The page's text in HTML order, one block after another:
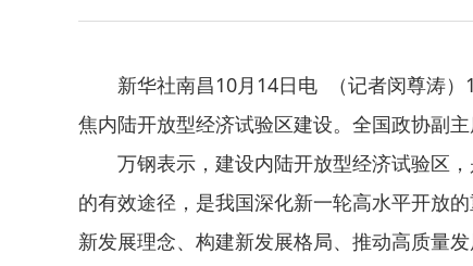
新华社南昌10月14日电 （记者闵尊涛）
焦内陆开放型经济试验区建设。全国政协副
万钢表示，建设内陆开放型经济试验区
的有效途径，是我国深化新一轮高水平开放
新发展理念、构建新发展格局、推动高质量